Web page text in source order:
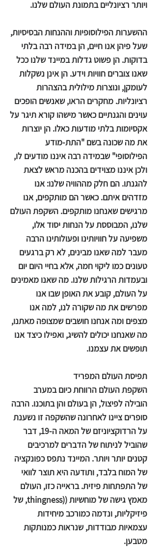
ויותר רציונליים בתמונת העולם שלנו.
ההשערות הפילוסופיות וההנחות הבסיסיות,
שעל פיהן אנו חיים, הן במידה רבה בלתי
בדוקות. הן פשוט גדלות במיינד שלנו ככל
שאנו צוברים חוויות וידע. הן אינן נשקלות
לעומקן, ונוצרות מילולית בהצהרות
רציונליות. מחקרים הראו, שאנשים הופכים
עוינים והגנתיים כאשר מישהו קורא תיגר על
אקסיומות בלתי מודעות כאלו. הן יוצרות
את מה שכונה בשם "התת-מודע
הפילוסופי" שבמידה רבה איננו מודעים לו,
ולכן איננו מצוידים בהכנה מראש לצאת
להגנתו. הם חלק מההוויה שלנו: אנו
מזדהים איתם. כאשר הם מותקפים, אנו
מרגישים שאנחנו מותקפים. השקפת העולם
שלנו, המבוססת על הנחות יסוד אלו,
משפיעה על חוויותינו ופעולותינו הרבה
מעבר למה שאנו מבינים, לא רק ברגעים
טעונים כמו ליקוי חמה, אלא בחיי היום יום
ובעמדות הרגילות שלנו. מה שאנו מאמינים
על העולם, קובע את האופן שבו אנו
מפרשים את מה שקורה לנו, למה אנו
מצפים ומה אנחנו חושבים שמצופה מאתנו,
מה שאנחנו יכולים להשיג, ואפילו כיצד אנו
תופשים את עצמנו.
תפיסת העולם המפריד
השקפת העולם הרווחת כיום במערב
הובילה לפיצול, הן בעולם והן בתוכנו. הרבה
סופרים ציינו לאחרונה שהשקפה זו נשענת
על הרדוקציוניזם של המאה ה-19, דבר
שהוביל לניתוח של הדברים למרכיבים
קטנים יותר ויותר. המיינד נתפס כפונקציה
של המוח בלבד, ותודעה היא תוצר לוואי
של התפתחות פיזית. בראייה כזו, העולם
מאמץ גישה של מוחשיות ((thingness, של
פיזיקליות, ונדמה כמורכב מיחידות
עצמאיות מבודדות, שנראות כמנותקות
מטבען.